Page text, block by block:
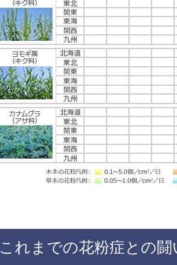
これまでの花粉症との闘